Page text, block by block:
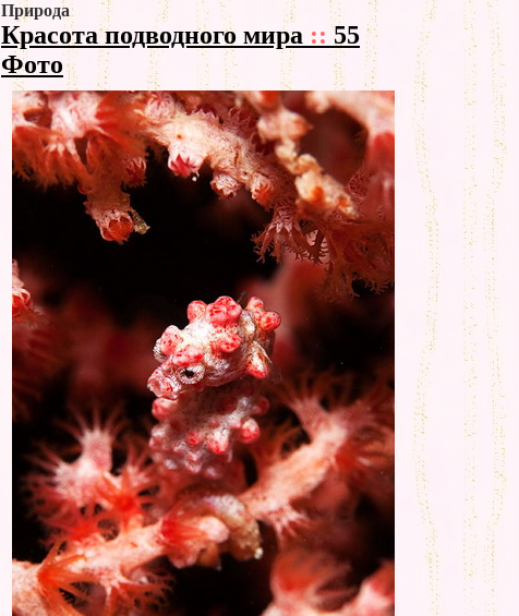
Природа
Красота подводного мира :: 55
Фото